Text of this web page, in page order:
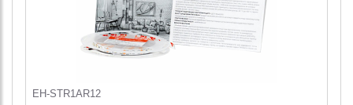
EH-STR1AR12